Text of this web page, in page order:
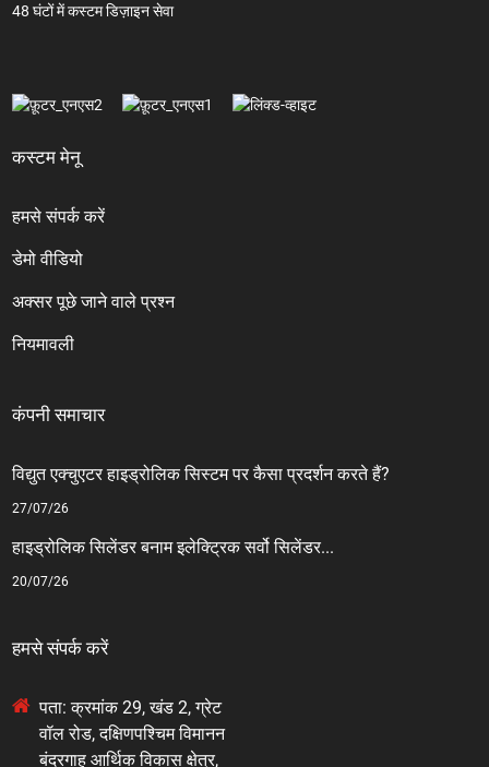
48 घंटों में कस्टम डिज़ाइन सेवा
कस्टम मेनू
हमसे संपर्क करें
डेमो वीडियो
अक्सर पूछे जाने वाले प्रश्न
नियमावली
कंपनी समाचार
विद्युत एक्चुएटर हाइड्रोलिक सिस्टम पर कैसा प्रदर्शन करते हैं?
27/07/26
हाइड्रोलिक सिलेंडर बनाम इलेक्ट्रिक सर्वो सिलेंडर...
20/07/26
हमसे संपर्क करें
पता: क्रमांक 29, खंड 2, ग्रेट
वॉल रोड, दक्षिणपश्चिम विमानन
बंदरगाह आर्थिक विकास क्षेत्र,